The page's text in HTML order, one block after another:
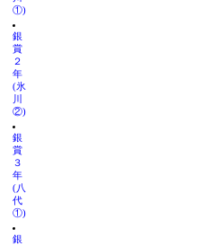
①)
銀
賞
２
年
(氷
川
②)
銀
賞
３
年
(八
代
①)
銀